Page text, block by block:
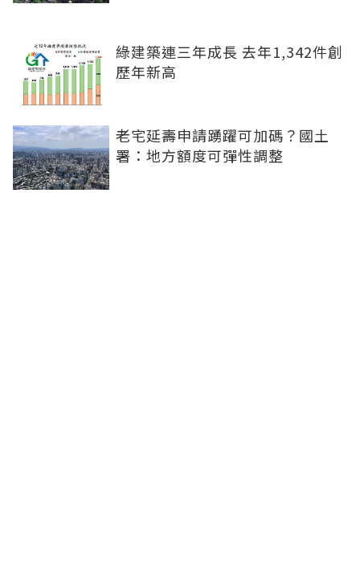
綠建築連三年成長 去年1,342件創
歷年新高
老宅延壽申請踴躍可加碼？國土
署：地方額度可彈性調整